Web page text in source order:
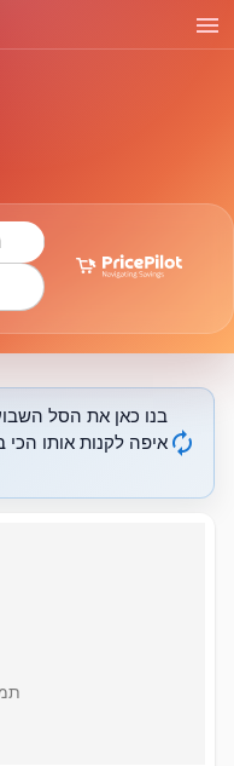
menu
autorenew
בנו כאן את הסל
איפה לקנות אותו הכי